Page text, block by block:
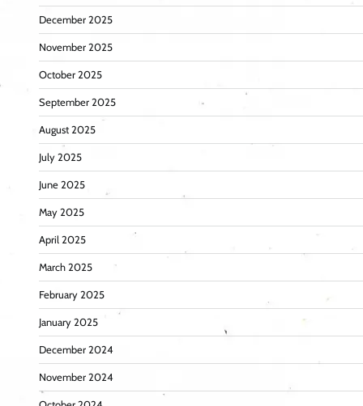
December 2025
November 2025
October 2025
September 2025
August 2025
July 2025
June 2025
May 2025
April 2025
March 2025
February 2025
January 2025
December 2024
November 2024